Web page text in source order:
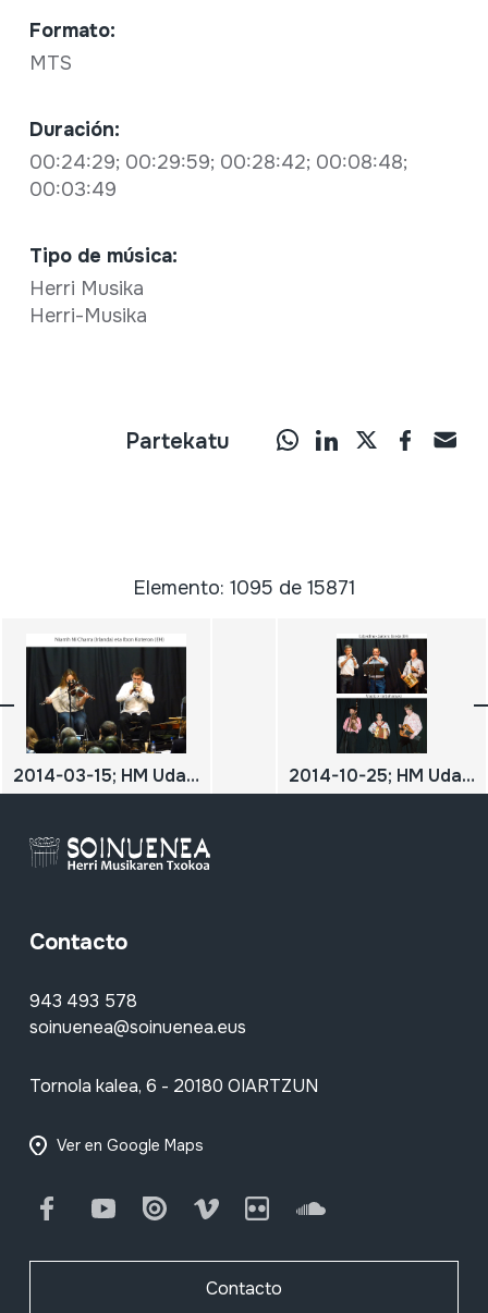
Formato:
MTS
Duración:
00:24:29; 00:29:59; 00:28:42; 00:08:48;
00:03:49
Tipo de música:
Herri Musika
Herri-Musika
Partekatu
Elemento: 1095 de 15871
2014-03-15; HM Udaberriko kontzertua; Ibon Koteron; Niamh Ní Charra; DIGITALA 2014-10-25; HM Udazkeneko kontzertua; Oiartzun; Herri Musikaren Txokoa; Ezberdinak Gaitero Banda; Aurkezlea: Kepa Pinedo; Madlot; DIGITALA
Contacto
943 493 578
soinuenea@soinuenea.eus
Tornola kalea, 6 - 20180 OIARTZUN
Ver en Google Maps
FacebookYoutube Issuu Vimeo Flickr SoundCloud
Contacto